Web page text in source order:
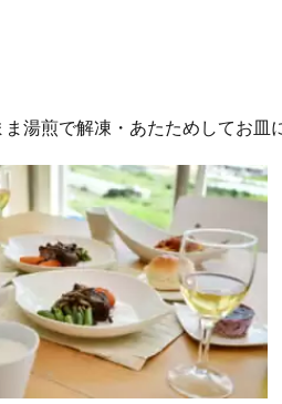
ま湯煎で解凍・あたためしてお皿